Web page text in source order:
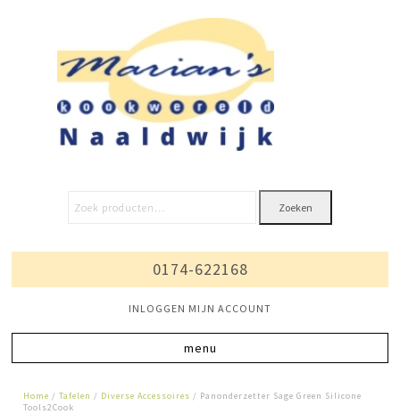
Zoeken
0174-622168
INLOGGEN MIJN ACCOUNT
Home /Tafelen / Diverse Accessoires / Panonderzetter Sage Green Silicone
Tools2Cook